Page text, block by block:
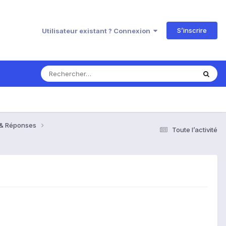
Utilisateur existant ? Connexion S’inscrire
Toute l’activité
Réponses